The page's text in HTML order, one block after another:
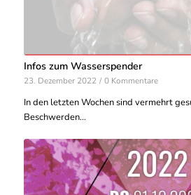
Infos zum Wasserspender
23. Dezember 2022 / 0 Kommentare
In den letzten Wochen sind vermehrt
Beschwerden…